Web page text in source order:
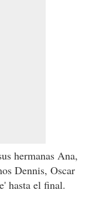
hermanas Ana,
Dennis, Oscar
hasta el final.